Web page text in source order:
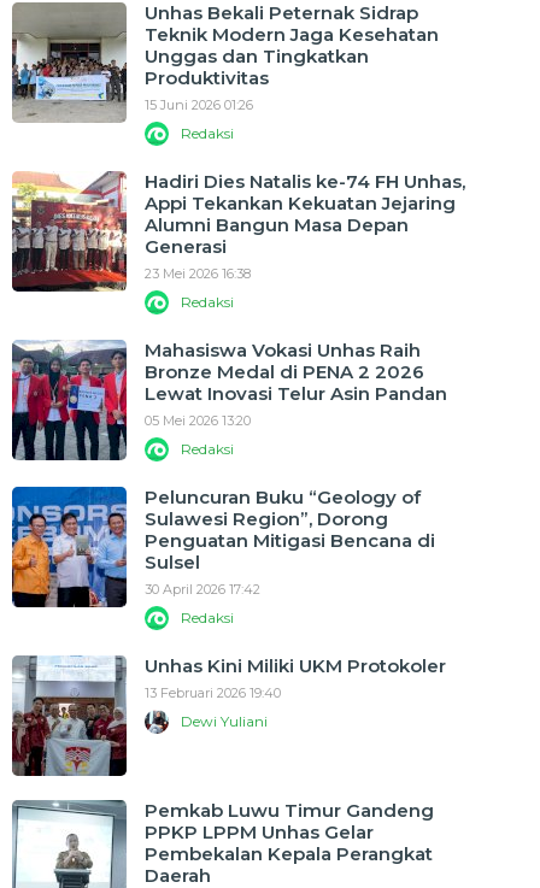
Unhas Bekali Peternak Sidrap
Teknik Modern Jaga Kesehatan
Unggas dan Tingkatkan
Produktivitas
15 Juni 2026 01:26
Redaksi
Hadiri Dies Natalis ke-74 FH Unhas,
Appi Tekankan Kekuatan Jejaring
Alumni Bangun Masa Depan
Generasi
23 Mei 2026 16:38
Redaksi
Mahasiswa Vokasi Unhas Raih
Bronze Medal di PENA 2 2026
Lewat Inovasi Telur Asin Pandan
05 Mei 2026 13:20
Redaksi
Peluncuran Buku “Geology of
Sulawesi Region”, Dorong
Penguatan Mitigasi Bencana di
Sulsel
30 April 2026 17:42
Redaksi
Unhas Kini Miliki UKM Protokoler
13 Februari 2026 19:40
Dewi Yuliani
Pemkab Luwu Timur Gandeng
PPKP LPPM Unhas Gelar
Pembekalan Kepala Perangkat
Daerah